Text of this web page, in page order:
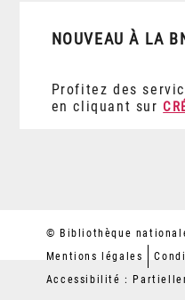
NOUVEAU À LA
Profitez des
en cliquant sur
© Bibliothèque
Mentions légales
Accessibilité :